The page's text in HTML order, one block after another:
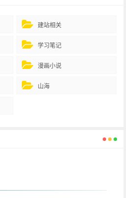
建站相关
学习笔记
漫画小说
山海